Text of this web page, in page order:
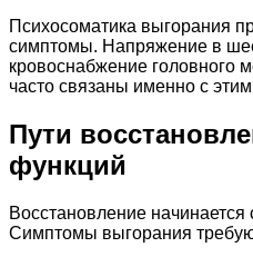
Психосоматика выгорания
симптомы. Напряжение в
кровоснабжение головного
часто связаны именно с
Пути
функций
Восстановление
Симптомы выгорания